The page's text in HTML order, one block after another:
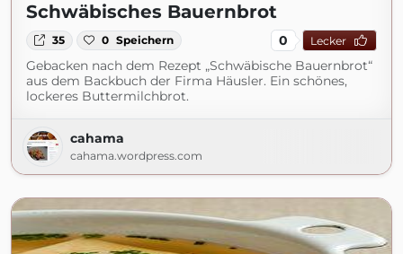
Schwäbisches Bauernbrot
35 0 Speichern 0 Lecker
Gebacken nach dem Rezept „Schwäbische Bauernbrot“
aus dem Backbuch der Firma Häusler. Ein schönes,
lockeres Buttermilchbrot.
cahama
cahama.wordpress.com